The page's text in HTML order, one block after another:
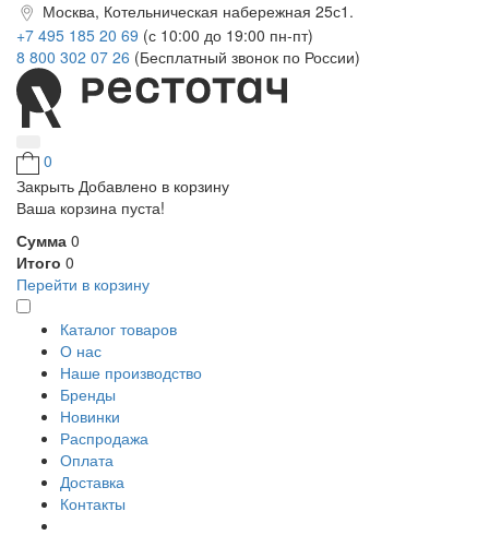
Москва, Котельническая набережная 25с1.
+7 495 185 20 69 (с 10:00 до 19:00 пн-пт)
8 800 302 07 26 (Бесплатный звонок по России)
0
Закрыть Добавлено в корзину
Ваша корзина пуста!
Сумма 0
Итого 0
Перейти в корзину
Каталог товаров
О нас
Наше производство
Бренды
Новинки
Распродажа
Оплата
Доставка
Контакты